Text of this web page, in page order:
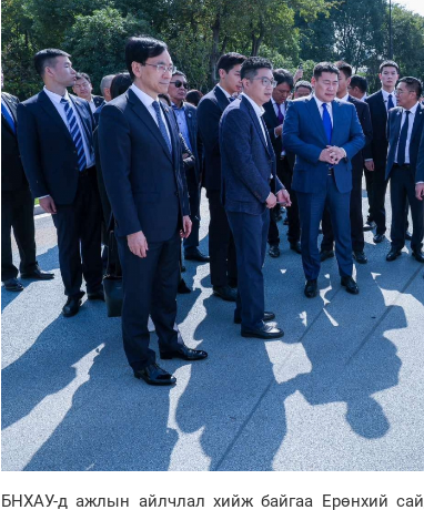
БНХАУ-д ажлын айлчлал хийж байгаа Ерөнхий